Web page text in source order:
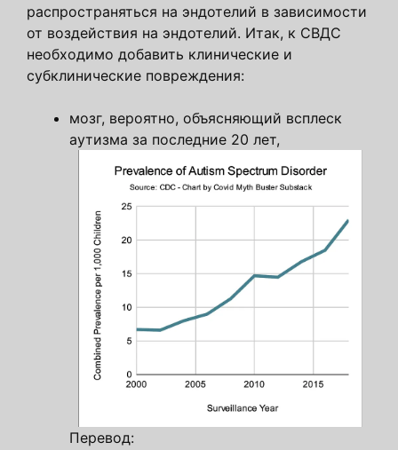
распространяться на эндотелий в зависимости
от воздействия на эндотелий. Итак, к СВДС
необходимо добавить клинические и
субклинические повреждения:
мозг, вероятно, объясняющий всплеск
аутизма за последние 20 лет,
Перевод: